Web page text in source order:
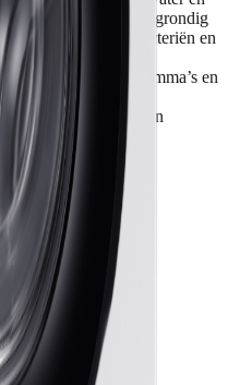
lagere temperaturen grondig
helpt bacteriën en
bedien je de
je inzicht in programma’s en
en 14
voor katoen, wol en